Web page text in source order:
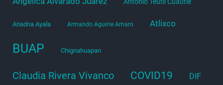
Ariadna Ayala Armando Aguirre Amaro Atlixco
BUAP Chignahuapan
Claudia Rivera Vivanco COVID19 DIF